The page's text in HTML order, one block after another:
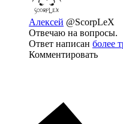
Алексей @ScorpLeX
Отвечаю на вопросы.
Ответ написан более
Комментировать